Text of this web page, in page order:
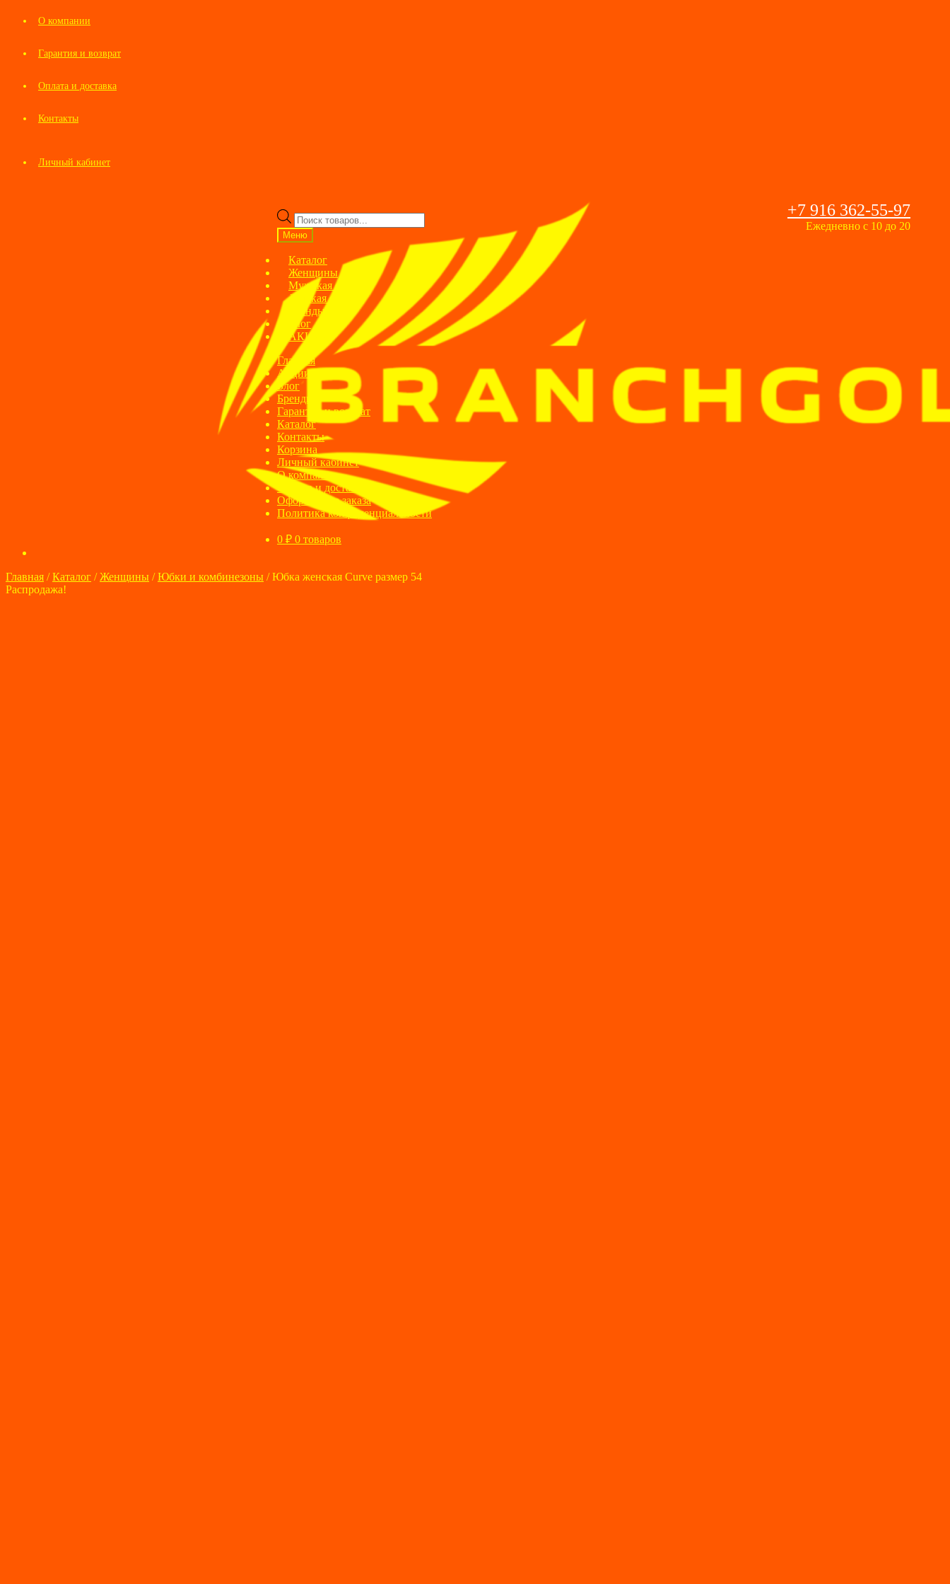
О компании
Гарантия и возврат
Оплата и доставка
Контакты
Личный кабинет
Поиск
товаров
+7 916 362-55-97
Ежедневно с 10 до 20
Меню
Каталог
Женщины
Мужская одежда
Детская одежда
Бренды
Блог
АКЦИИ
Главная
Акции
Блог
Бренды
Гарантия и возврат
Каталог
Контакты
Корзина
Личный кабинет
О компании
Оплата и доставка
Оформление заказа
Политика конфиденциальности
0 ₽ 0 товаров
Главная /Каталог /Женщины /Юбки и комбинезоны /Юбка женская Curve размер 54
Распродажа!